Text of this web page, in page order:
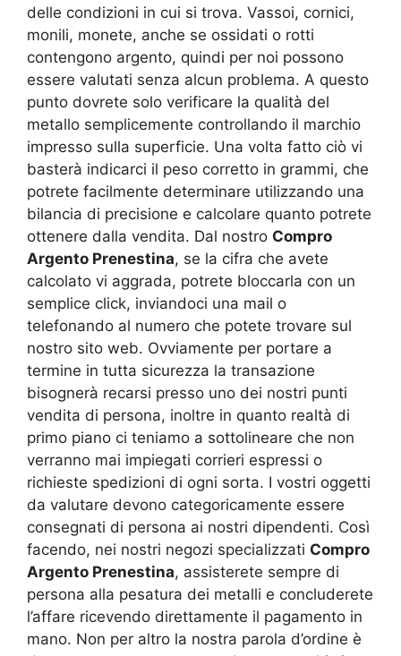
delle condizioni in cui si trova. Vassoi, cornici,
monili, monete, anche se ossidati o rotti
contengono argento, quindi per noi possono
essere valutati senza alcun problema. A questo
punto dovrete solo verificare la qualità del
metallo semplicemente controllando il marchio
impresso sulla superficie. Una volta fatto ciò vi
basterà indicarci il peso corretto in grammi, che
potrete facilmente determinare utilizzando una
bilancia di precisione e calcolare quanto potrete
ottenere dalla vendita. Dal nostro Compro
Argento Prenestina, se la cifra che avete
calcolato vi aggrada, potrete bloccarla con un
semplice click, inviandoci una mail o
telefonando al numero che potete trovare sul
nostro sito web. Ovviamente per portare a
termine in tutta sicurezza la transazione
bisognerà recarsi presso uno dei nostri punti
vendita di persona, inoltre in quanto realtà di
primo piano ci teniamo a sottolineare che non
verranno mai impiegati corrieri espressi o
richieste spedizioni di ogni sorta. I vostri oggetti
da valutare devono categoricamente essere
consegnati di persona ai nostri dipendenti. Così
facendo, nei nostri negozi specializzati Compro
Argento Prenestina, assisterete sempre di
persona alla pesatura dei metalli e concluderete
l’affare ricevendo direttamente il pagamento in
mano. Non per altro la nostra parola d’ordine è